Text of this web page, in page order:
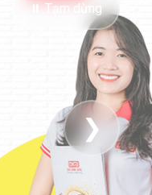
❯
⏸ Tạm dừng